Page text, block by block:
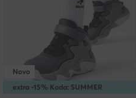
extra -15% Koda: SUMMER
Novo